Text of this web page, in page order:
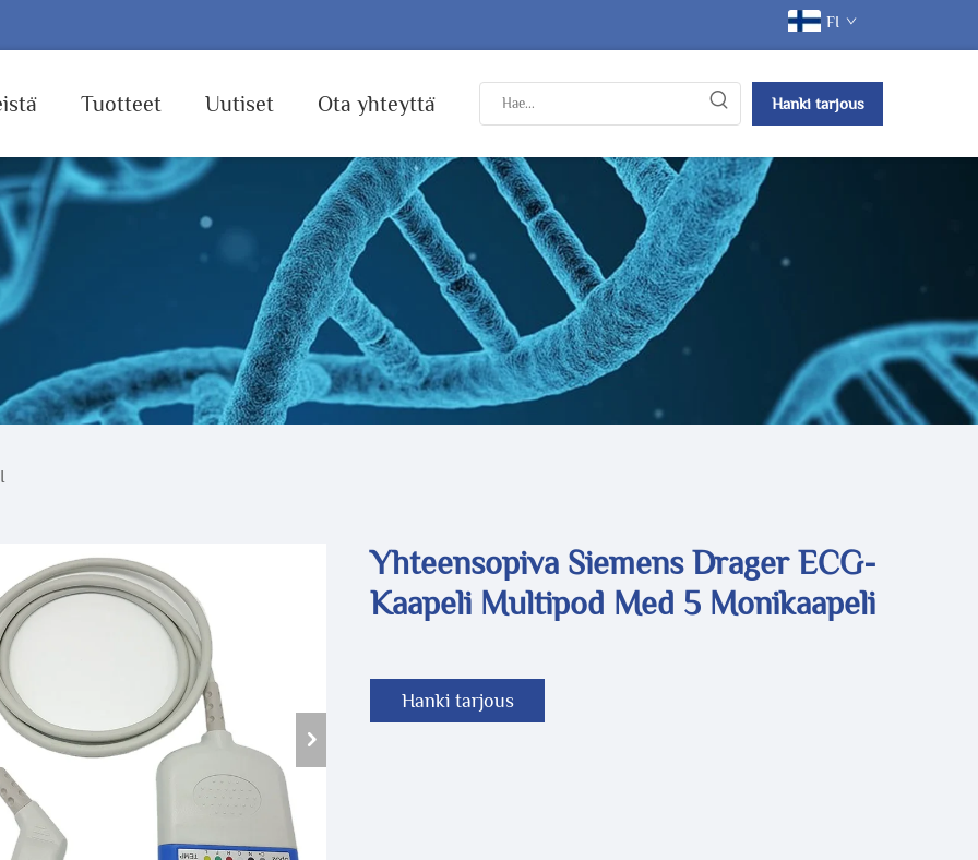
FI
Tuotteet Uutiset Ota yhteyttä Hanki tarjous
Yhteensopiva Siemens Drager ECG-
Kaapeli Multipod Med 5 Monikaapeli
Hanki tarjous